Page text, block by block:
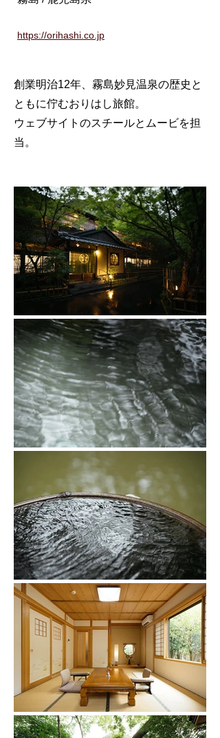
https://orihashi.co.jp
創業明治12年、霧島妙見温泉の歴史と
ともに佇むおりはし旅館。
​ウェブサイトのスチールとムービを担
当。